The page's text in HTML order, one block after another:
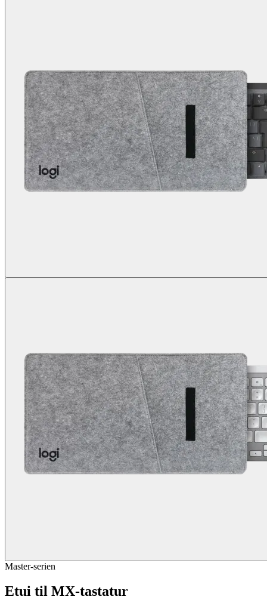
Master-serien
Etui til MX-tastatur